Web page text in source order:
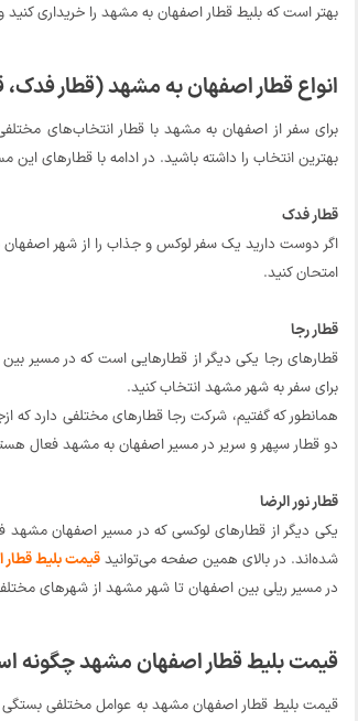
بهتر است که بلیط قطار اصفهان به مشهد را خریداری کنید
انواع قطار اصفهان به مشهد (قطار فدک،
برای سفر از اصفهان به مشهد با قطار انتخاب‌های
بهترین انتخاب را داشته باشید. در ادامه با قطارهای
قطار فدک
اگر دوست دارید یک سفر لوکس و جذاب را از شهر اصفهان
امتحان کنید.
قطار رجا
قطارهای رجا یکی دیگر از قطارهایی است که در مسیر
برای سفر به شهر مشهد انتخاب کنید.
همانطور که گفتیم، شرکت رجا قطارهای مختلفی دارد که
دو قطار سپهر و سریر در مسیر اصفهان به مشهد فعال
قطار نور الرضا
یکی دیگر از قطارهای لوکسی که در مسیر اصفهان مشهد
شده‌اند. در بالای همین صفحه می‌توانیدقیمت بلیط قطار
در مسیر ریلی بین اصفهان تا شهر مشهد از شهرهای
قیمت بلیط قطار اصفهان مشهد چگونه
قیمت بلیط قطار اصفهان مشهد به عوامل مختلفی بستگی